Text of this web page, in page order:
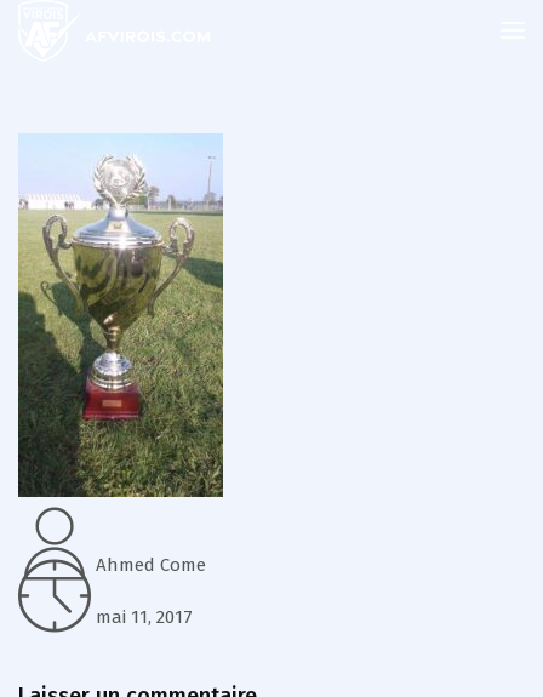
Ahmed Come
mai 11, 2017